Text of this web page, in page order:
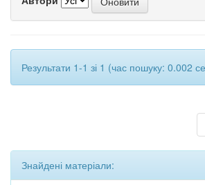
Результати 1-1 зі 1 (час пошуку: 0.002
Знайдені матеріали: